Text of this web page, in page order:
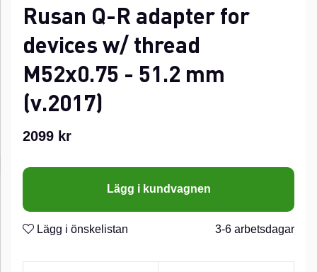
Rusan Q-R adapter for
devices w/ thread
M52x0.75 - 51.2 mm
(v.2017)
2099 kr
Lägg i kundvagnen
Lägg i önskelistan 3-6 arbetsdagar